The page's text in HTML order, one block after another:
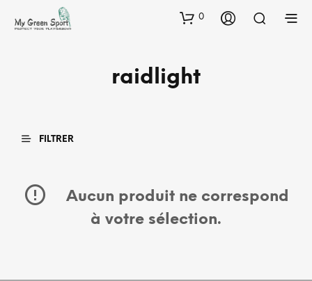
0
raidlight
FILTRER
Aucun produit ne correspond
à votre sélection.